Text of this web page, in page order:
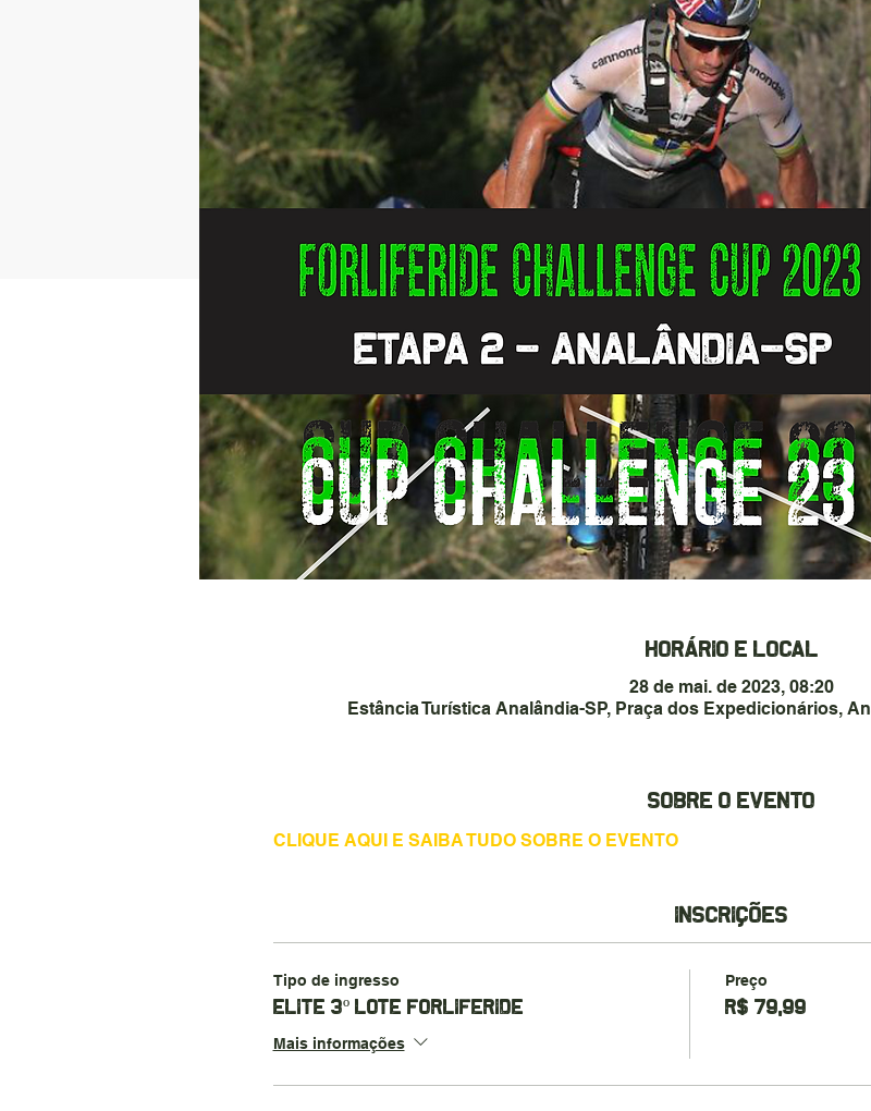
Horário e local
28 de mai. de 2023, 08:20
Estância Turística Analândia-SP, Praça dos Expedicionários,
Sobre o evento
CLIQUE AQUI E SAIBA TUDO SOBRE O EVENTO
Inscrições
Tipo de ingresso
ELITE 3º LOTE FORLIFERIDE
Mais informações
Preço
R$ 79,99